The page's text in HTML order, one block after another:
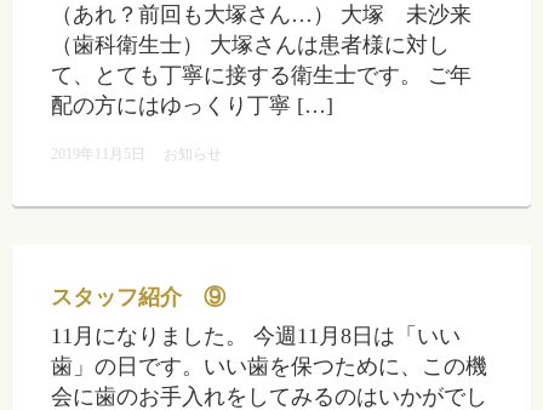
（あれ？前回も大塚さん…） 大塚 未沙来
（歯科衛生士） 大塚さんは患者様に対し
て、とても丁寧に接する衛生士です。 ご年
配の方にはゆっくり丁寧 […]
2019年11月5日 お知らせ
スタッフ紹介 ⑨
11月になりました。 今週11月8日は「いい
歯」の日です。いい歯を保つために、この機
会に歯のお手入れをしてみるのはいかがでし